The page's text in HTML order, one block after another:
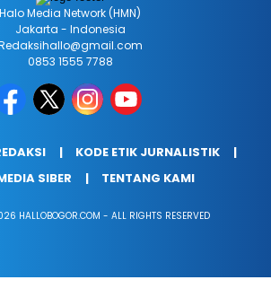
Halo Media Network (HMN)
Jakarta - Indonesia
0853 1555 7788
KODE ETIK JURNALISTIK
SIBER
TENTANG KAMI
HALLOBOGOR.COM - ALL RIGHTS RESERVED